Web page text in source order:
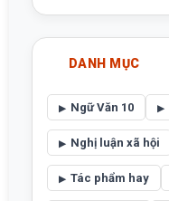
DANH MỤC
Ngữ Văn 10
Nghị luận xã hội
Tác phẩm hay